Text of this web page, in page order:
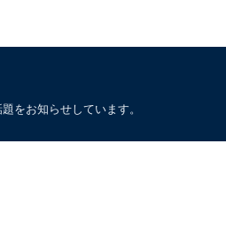
をお知らせしています。